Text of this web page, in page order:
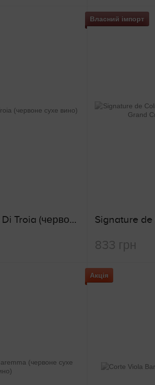
Carlo Sani Nero Di Troia (червоне сухе вино)
Власний імпорт
833 грн
Акція